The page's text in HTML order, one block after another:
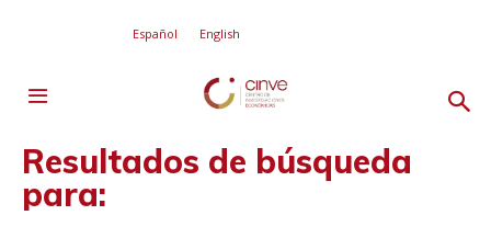
Español English
Resultados de búsqueda
para: